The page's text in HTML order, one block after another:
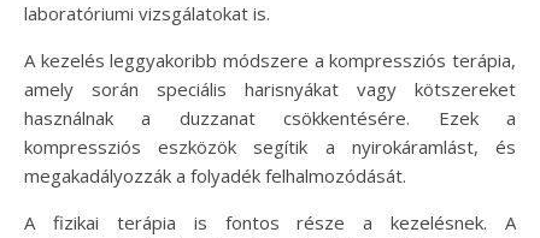
laboratóriumi vizsgálatokat is.
A kezelés leggyakoribb módszere a kompressziós terápia,
amely során speciális harisnyákat vagy kötszereket
használnak a duzzanat csökkentésére. Ezek a
kompressziós eszközök segítik a nyirokáramlást, és
megakadályozzák a folyadék felhalmozódását.
A fizikai terápia is fontos része a kezelésnek. A